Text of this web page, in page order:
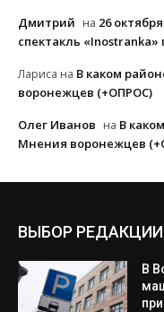
Дмитрий на 26
спектакль
Лариса на В каком
воронежцев (+ОПРОС)
Олег Иванов на В
Мнения воронежцев
ВЫБОР РЕДАКЦИИ
В